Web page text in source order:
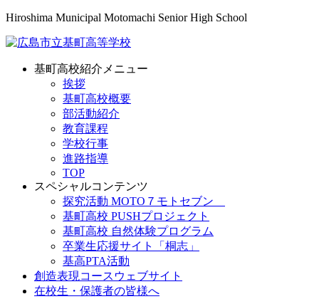
Hiroshima Municipal Motomachi Senior High School
基町高校紹介メニュー
挨拶
基町高校概要
部活動紹介
教育課程
学校行事
進路指導
TOP
スペシャルコンテンツ
探究活動 MOTO７モトセブン
基町高校 PUSHプロジェクト
基町高校 自然体験プログラム
卒業生応援サイト「桐志」
基高PTA活動
創造表現コースウェブサイト
在校生・保護者の皆様へ